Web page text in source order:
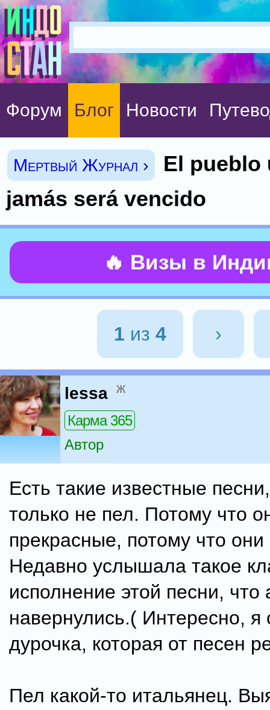
Форум Блог Новости
Мертвый Журнал ›
El pueblo
jamás será vencido
🔥 Визы в
1 из 4 ›
lessa ж
Карма 365
Автор
Есть такие известные
только не пел. Потому что
прекрасные, потому что
Недавно услышала такое
исполнение этой песни, что
навернулись.( Интересно, я
дурочка, которая от песен
Пел какой-то итальянец.